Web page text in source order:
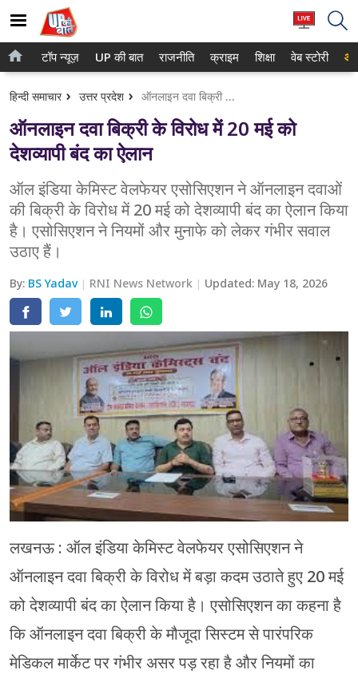
होम
टॉप न्यूज़
UP की बात
क्राइम
शिक्षा
वेब स्टोरी
टॉप न्यूज़ UP की बात राजनीति क्राइम शिक्षा वेब स्टोरी
हिन्दी समाचार उत्तर प्रदेश ऑनलाइन दवा बिक्री के विरोध में 20 मई को देशव्यापी बंद का ऐलान
ऑनलाइन दवा बिक्री के विरोध में 20 मई को
देशव्यापी बंद का ऐलान
ऑल इंडिया केमिस्ट वेलफेयर एसोसिएशन ने ऑनलाइन दवाओं
की बिक्री के विरोध में 20 मई को देशव्यापी बंद का ऐलान किया
है। एसोसिएशन ने नियमों और मुनाफे को लेकर गंभीर सवाल
उठाए हैं।
By: BS Yadav RNI News Network Updated: May 18, 2026
लखनऊ : ऑल इंडिया केमिस्ट वेलफेयर एसोसिएशन ने
ऑनलाइन दवा बिक्री के विरोध में बड़ा कदम उठाते हुए 20 मई
को देशव्यापी बंद का ऐलान किया है। एसोसिएशन का कहना है
कि ऑनलाइन दवा बिक्री के मौजूदा सिस्टम से पारंपरिक
मेडिकल मार्केट पर गंभीर असर पड़ रहा है और नियमों का
गाजियाबाद
लखनऊ
वाराणसी
आगरा
अयोध्या
अलीगढ़
मुरादाबाद
गोरखपुर
प्रयागराज
रामपुर